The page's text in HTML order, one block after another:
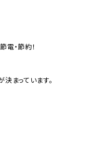
・節約！
まっています。